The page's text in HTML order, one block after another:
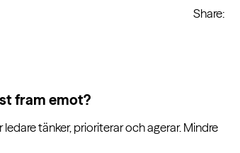
Share:
fram emot?
tänker, prioriterar och agerar. Mindre